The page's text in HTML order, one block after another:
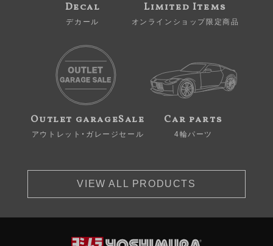
Decal
デカール
Limited Items
オンラインショップ限定商品
Outlet garageSale
アウトレット・ガレージセール
Car parts
4輪パーツ
VIEW ALL PRODUCTS